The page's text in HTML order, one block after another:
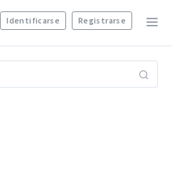
Identificarse Registrarse